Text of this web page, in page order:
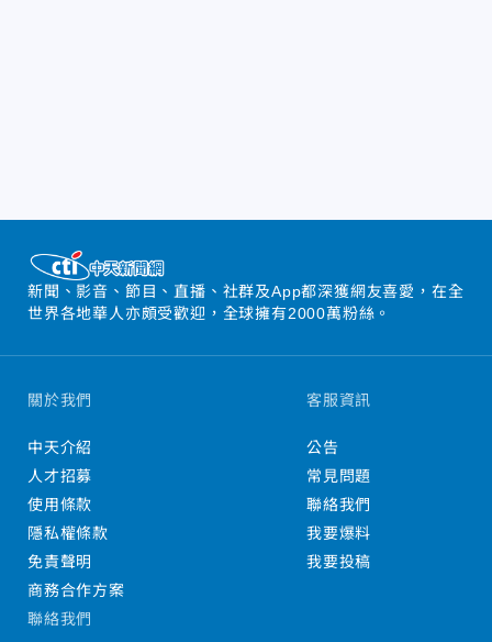
新聞、影音、節目、直播、社群及App都深獲網友喜愛，在全
世界各地華人亦頗受歡迎，全球擁有2000萬粉絲。
關於我們
中天介紹
人才招募
使用條款
隱私權條款
免責聲明
商務合作方案
客服資訊
公告
常見問題
聯絡我們
我要爆料
我要投稿
聯絡我們